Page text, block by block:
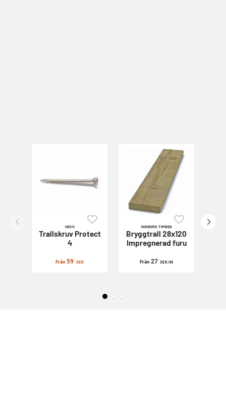
HECO
TrallskruvProtect
4
Från59 SEK
VARBERG TIMBER
Bryggtrall 28x120
Impregnerad furu
Från 27 SEK/M